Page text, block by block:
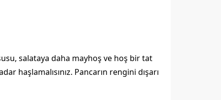
salataya daha mayhoş ve hoş bir tat
haşlamalısınız. Pancarın rengini dışarı